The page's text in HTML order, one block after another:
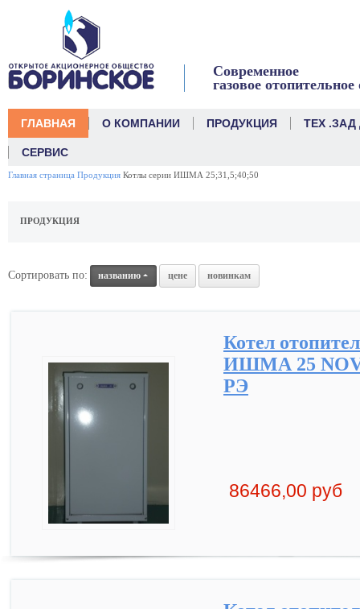
Современное
газовое
ГЛАВНАЯ О КОМПАНИИ ПРОДУКЦИЯ ТЕХ
СЕРВИС
Главная страница Продукция Котлы серии ИШМА 25;31,5;40;50
ПРОДУКЦИЯ
Сортировать по: названию цене новинкам
Котел
ИШМА 25
РЭ
86466,00 руб